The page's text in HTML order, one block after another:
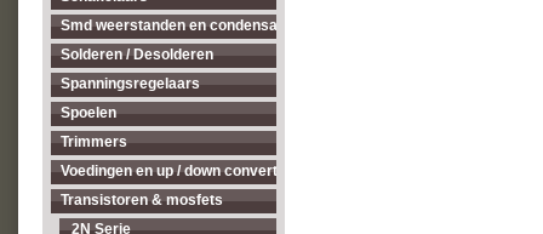
Smd weerstanden en condensatoren
Solderen / Desolderen
Spanningsregelaars
Spoelen
Trimmers
Voedingen en up / down converters
Transistoren & mosfets
2N Serie